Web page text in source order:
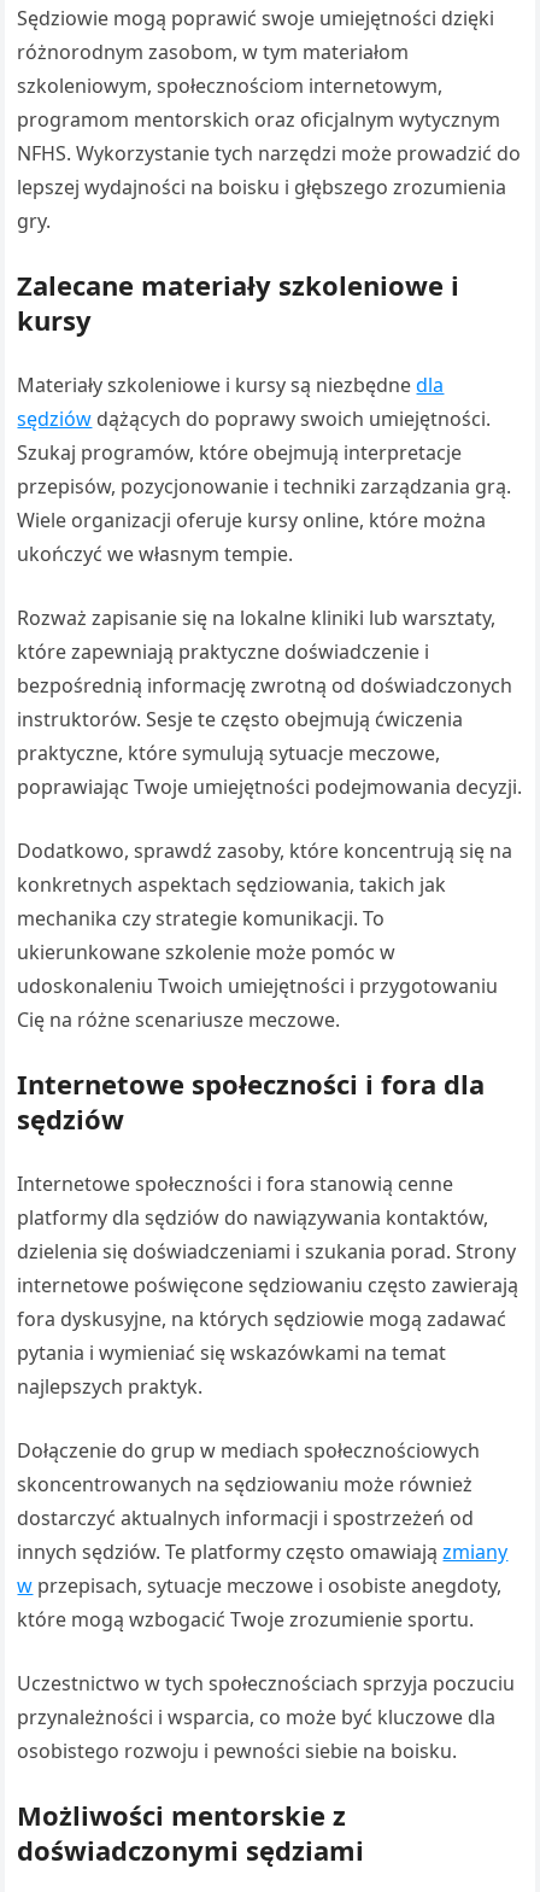
Sędziowie mogą poprawić swoje umiejętności dzięki
różnorodnym zasobom, w tym materiałom
szkoleniowym, społecznościom internetowym,
programom mentorskich oraz oficjalnym wytycznym
NFHS. Wykorzystanie tych narzędzi może prowadzić do
lepszej wydajności na boisku i głębszego zrozumienia
gry.
Zalecane materiały szkoleniowe i
kursy
Materiały szkoleniowe i kursy są niezbędnedla
sędziów dążących do poprawy swoich umiejętności.
Szukaj programów, które obejmują interpretacje
przepisów, pozycjonowanie i techniki zarządzania grą.
Wiele organizacji oferuje kursy online, które można
ukończyć we własnym tempie.
Rozważ zapisanie się na lokalne kliniki lub warsztaty,
które zapewniają praktyczne doświadczenie i
bezpośrednią informację zwrotną od doświadczonych
instruktorów. Sesje te często obejmują ćwiczenia
praktyczne, które symulują sytuacje meczowe,
poprawiając Twoje umiejętności podejmowania decyzji.
Dodatkowo, sprawdź zasoby, które koncentrują się na
konkretnych aspektach sędziowania, takich jak
mechanika czy strategie komunikacji. To
ukierunkowane szkolenie może pomóc w
udoskonaleniu Twoich umiejętności i przygotowaniu
Cię na różne scenariusze meczowe.
Internetowe społeczności i fora dla
sędziów
Internetowe społeczności i fora stanowią cenne
platformy dla sędziów do nawiązywania kontaktów,
dzielenia się doświadczeniami i szukania porad. Strony
internetowe poświęcone sędziowaniu często zawierają
fora dyskusyjne, na których sędziowie mogą zadawać
pytania i wymieniać się wskazówkami na temat
najlepszych praktyk.
Dołączenie do grup w mediach społecznościowych
skoncentrowanych na sędziowaniu może również
dostarczyć aktualnych informacji i spostrzeżeń od
innych sędziów. Te platformy często omawiajązmiany
w przepisach, sytuacje meczowe i osobiste anegdoty,
które mogą wzbogacić Twoje zrozumienie sportu.
Uczestnictwo w tych społecznościach sprzyja poczuciu
przynależności i wsparcia, co może być kluczowe dla
osobistego rozwoju i pewności siebie na boisku.
Możliwości mentorskie z
doświadczonymi sędziami